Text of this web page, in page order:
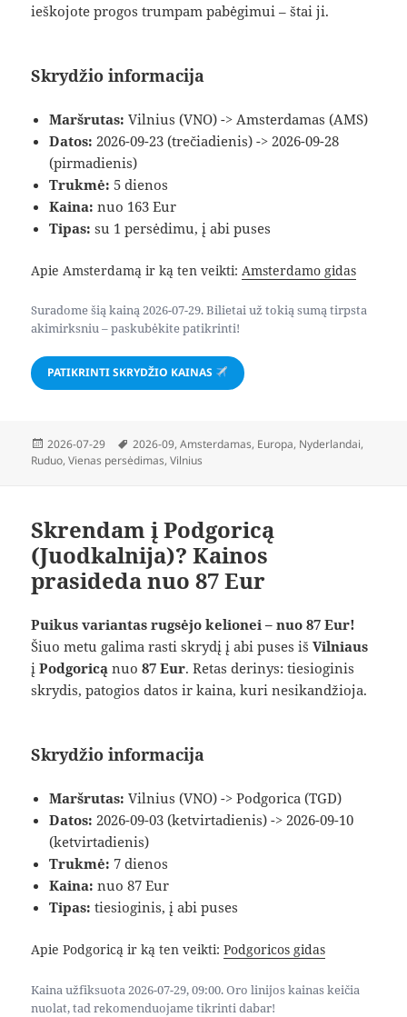
ieškojote progos trumpam pabėgimui – štai ji.
Skrydžio informacija
Maršrutas: Vilnius (VNO) -> Amsterdamas (AMS)
Datos: 2026-09-23 (trečiadienis) -> 2026-09-28
(pirmadienis)
Trukmė: 5 dienos
Kaina: nuo 163 Eur
Tipas: su 1 persėdimu, į abi puses
Apie Amsterdamą ir ką ten veikti: Amsterdamo gidas
Suradome šią kainą 2026-07-29. Bilietai už tokią sumą tirpsta
akimirksniu – paskubėkite patikrinti!
PATIKRINTI SKRYDŽIO KAINAS
Paskelbta
2026-07-29 Žymos
2026-09,Amsterdamas, Europa, Nyderlandai,
Ruduo,Vienas persėdimas,Vilnius
Skrendam į Podgoricą
(Juodkalnija)? Kainos
prasideda nuo 87 Eur
Puikus variantas rugsėjo kelionei – nuo 87 Eur!
Šiuo metu galima rasti skrydį į abi puses išVilniaus
įPodgoricą nuo87 Eur. Retas derinys: tiesioginis
skrydis, patogios datos ir kaina, kuri nesikandžioja.
Skrydžio informacija
Maršrutas: Vilnius (VNO) -> Podgorica (TGD)
Datos: 2026-09-03 (ketvirtadienis) -> 2026-09-10
(ketvirtadienis)
Trukmė: 7 dienos
Kaina: nuo 87 Eur
Tipas: tiesioginis, į abi puses
Apie Podgoricą ir ką ten veikti:Podgoricos gidas
Kaina užfiksuota 2026-07-29, 09:00. Oro linijos kainas keičia
nuolat, tad rekomenduojame tikrinti dabar!